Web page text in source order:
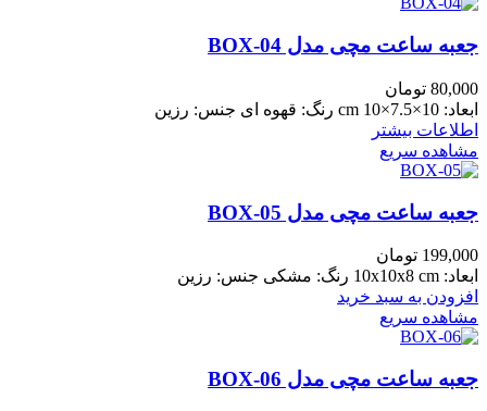
جعبه ساعت مچی مدل BOX-04
80,000 تومان
ابعاد: 10×7.5×10 cm رنگ: قهوه ای جنس: رزین
اطلاعات بیشتر
مشاهده سریع
جعبه ساعت مچی مدل BOX-05
199,000 تومان
ابعاد: 10x10x8 cm رنگ: مشکی جنس: رزین
افزودن به سبد خرید
مشاهده سریع
جعبه ساعت مچی مدل BOX-06